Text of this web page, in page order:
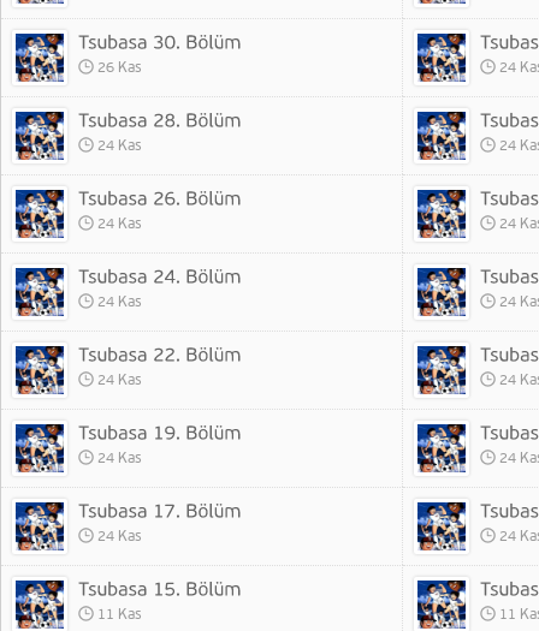
26 Kas 24
24 Kas 24
24 Kas 24
24 Kas 24
24 Kas 24
24 Kas 24
24 Kas 24
11 Kas 11